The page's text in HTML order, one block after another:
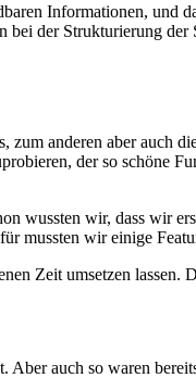
Informationen, und
bei der Strukturierung der
zum anderen aber auch
der so schöne
wussten wir, dass wir
mussten wir einige
Zeit umsetzen lassen.
auch so waren